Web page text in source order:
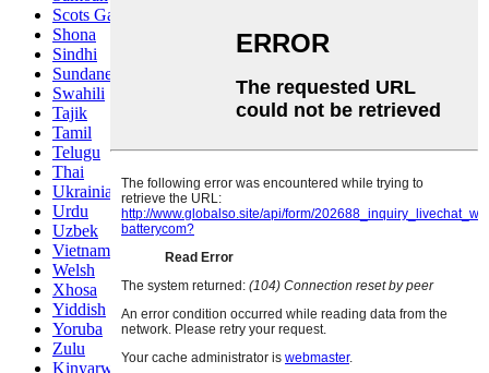
Scots Gaelic
Shona
Sindhi
Sundanese
Swahili
Tajik
Tamil
Telugu
Thai
Ukrainian
Urdu
Uzbek
Vietnamese
Welsh
Xhosa
Yiddish
Yoruba
Zulu
Kinyarwanda